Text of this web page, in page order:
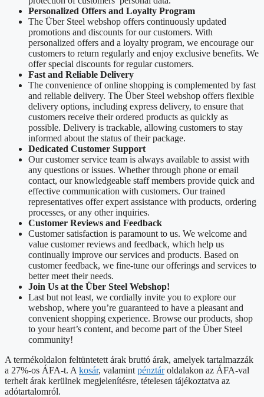
Personalized Offers and Loyalty Program
The Über Steel webshop offers continuously updated
promotions and discounts for our customers. With
personalized offers and a loyalty program, we encourage our
customers to return regularly and enjoy exclusive benefits. We
offer special discounts for regular customers.
Fast and Reliable Delivery
The convenience of online shopping is complemented by fast
and reliable delivery. The Über Steel webshop offers flexible
delivery options, including express delivery, to ensure that
customers receive their ordered products as quickly as
possible. Delivery is trackable, allowing customers to stay
informed about the status of their package.
Dedicated Customer Support
Our customer service team is always available to assist with
any questions or issues. Whether through phone or email
contact, our knowledgeable staff members provide quick and
effective communication with customers. Our trained
representatives offer expert assistance with products, ordering
processes, or any other inquiries.
Customer Reviews and Feedback
Customer satisfaction is paramount to us. We welcome and
value customer reviews and feedback, which help us
continually improve our services and products. Based on
customer feedback, we fine-tune our offerings and services to
better meet their needs.
Join Us at the Über Steel Webshop!
Last but not least, we cordially invite you to explore our
webshop, where you’re guaranteed to have a pleasant and
convenient shopping experience. Browse our products, shop
to your heart’s content, and become part of the Über Steel
community!
A termékoldalon feltüntetett árak bruttó árak, amelyek tartalmazzák
a 27%-os ÁFA-t. A kosár, valamint pénztároldalakon az ÁFA-val
terhelt árak kerülnek megjelenítésre, tételesen tájékoztatva az
adótartalomról.